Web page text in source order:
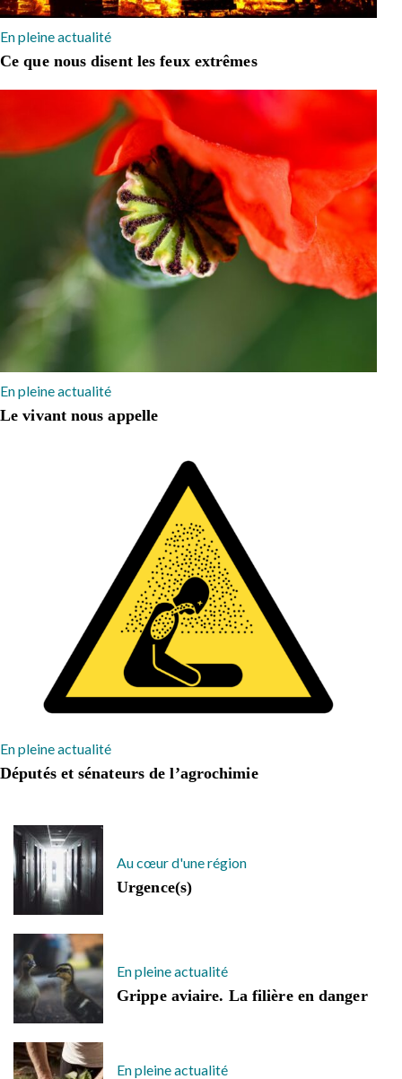
En pleine actualité
Ce que nous disent les feux extrêmes
En pleine actualité
Le vivant nous appelle
En pleine actualité
Députés et sénateurs de l’agrochimie
Au cœur d'une région
Urgence(s)
En pleine actualité
Grippe aviaire. La filière en danger
En pleine actualité